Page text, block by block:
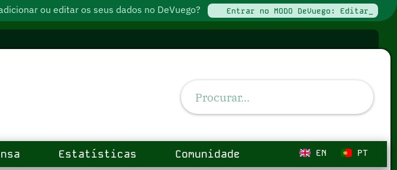
ou editar os seus dados no DeVuego? Entrar no MODO DeVuego: Editar_
Estatísticas Comunidade PT
EN